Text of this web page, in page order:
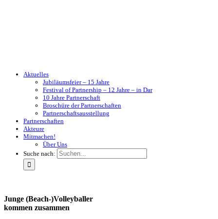
Aktuelles
Jubiläumsfeier – 15 Jahre
Festival of Partnership – 12 Jahre – in Dar
10 Jahre Partnerschaft
Broschüre der Partnerschaften
Partnerschaftsausstellung
Partnerschaften
Akteure
Mitmachen!
Über Uns
Suche nach:
Junge (Beach-)Volleyballer
kommen zusammen